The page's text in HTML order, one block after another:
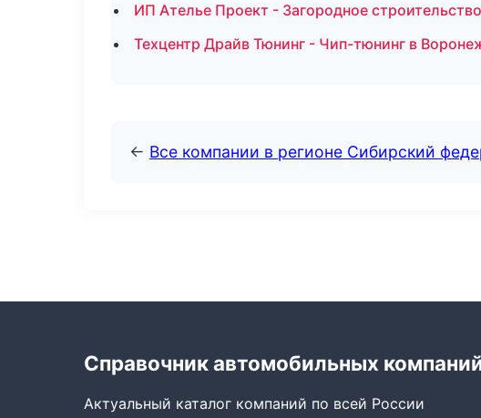
ИП Ателье Проект - Загородное
Техцентр Драйв Тюнинг - Чип-тюнинг в
← Все компании в регионе Сибирский
Справочник автомобильных
Актуальный каталог компаний по всей России